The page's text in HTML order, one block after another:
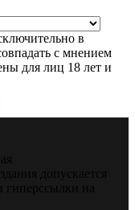
в
с мнением
для лиц 18 лет и
допускается
гиперссылки на